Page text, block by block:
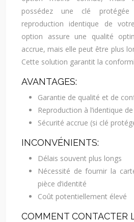
possédez une clé
reproduction identique de
option assure une qualité
accrue, mais elle peut être plus
Cette solution garantit la
AVANTAGES:
Garantie de qualité et de
Reproduction à l’identique
Sécurité accrue (si clé
INCONVÉNIENTS:
Délais souvent plus longs
Nécessité de fournir la
pièce d’identité
Coût potentiellement élevé
COMMENT CONTACTER